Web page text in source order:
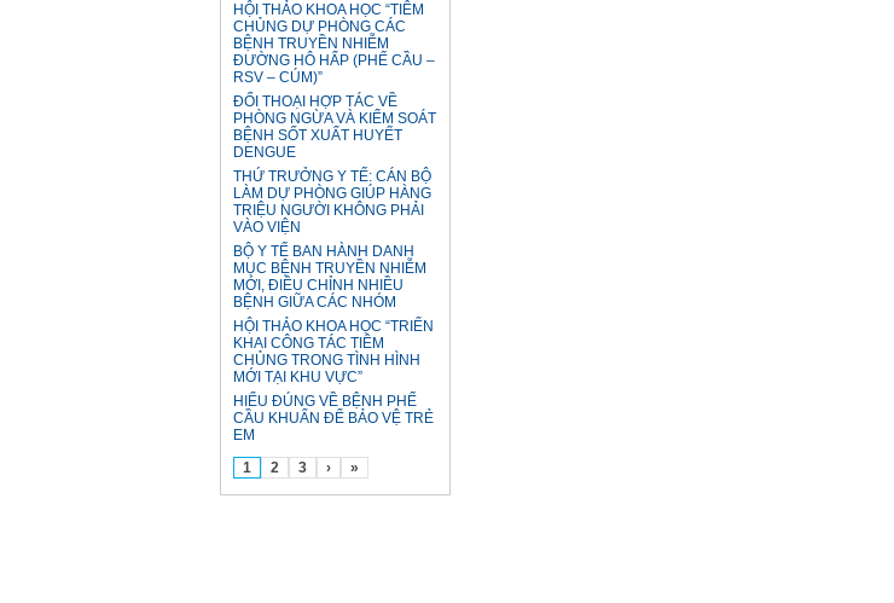
HỘI THẢO KHOA HỌC “TIÊM
CHỦNG DỰ PHÒNG CÁC
BỆNH TRUYỀN NHIỄM
ĐƯỜNG HÔ HẤP (PHẾ CẦU –
RSV – CÚM)”
ĐỐI THOẠI HỢP TÁC VỀ
PHÒNG NGỪA VÀ KIỂM SOÁT
BỆNH SỐT XUẤT HUYẾT
DENGUE
THỨ TRƯỞNG Y TẾ: CÁN BỘ
LÀM DỰ PHÒNG GIÚP HÀNG
TRIỆU NGƯỜI KHÔNG PHẢI
VÀO VIỆN
BỘ Y TẾ BAN HÀNH DANH
MỤC BỆNH TRUYỀN NHIỄM
MỚI, ĐIỀU CHỈNH NHIỀU
BỆNH GIỮA CÁC NHÓM
HỘI THẢO KHOA HỌC “TRIỂN
KHAI CÔNG TÁC TIÊM
CHỦNG TRONG TÌNH HÌNH
MỚI TẠI KHU VỰC”
HIỂU ĐÚNG VỀ BỆNH PHẾ
CẦU KHUẨN ĐỂ BẢO VỆ TRẺ
EM
1
2 3 › »